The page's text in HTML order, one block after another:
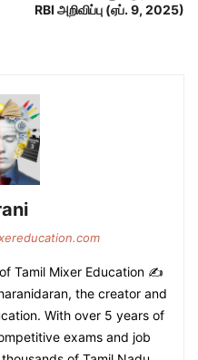
RBI அறிவிப்பு (ஏப். 9, 2025)
Tamil Mixer Education ✍️
the creator and
With over 5 years of
exams and job